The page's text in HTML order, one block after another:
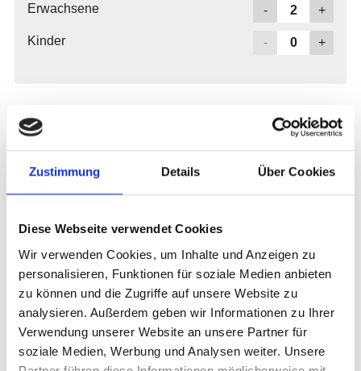
Zustimmung Details Über Cookies
Diese Webseite verwendet Cookies
Wir verwenden Cookies, um Inhalte und Anzeigen zu
personalisieren, Funktionen für soziale Medien anbieten
zu können und die Zugriffe auf unsere Website zu
analysieren. Außerdem geben wir Informationen zu Ihrer
Verwendung unserer Website an unsere Partner für
soziale Medien, Werbung und Analysen weiter. Unsere